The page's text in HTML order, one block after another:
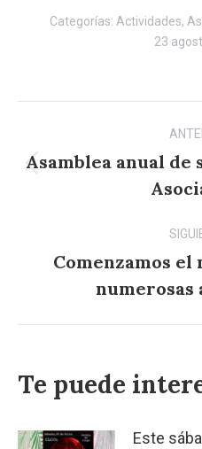
Categorías: Actividades,
23
Navegación
entre
Asamblea anual de
Comenzamos el
numerosas
Te puede
Este